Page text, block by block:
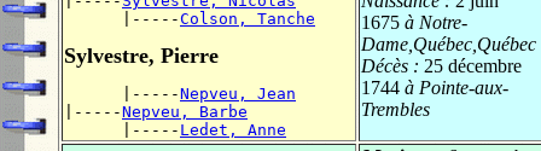
      |-----
Colson, Tanche
Sylvestre, Pierre
      |-----
Nepveu, Jean
|-----Nepveu, Barbe
      |-----
Ledet, Anne
1675 à Notre-
Dame,Québec,Québec
Décès : 25 décembre
1744 à Pointe-aux-
Trembles